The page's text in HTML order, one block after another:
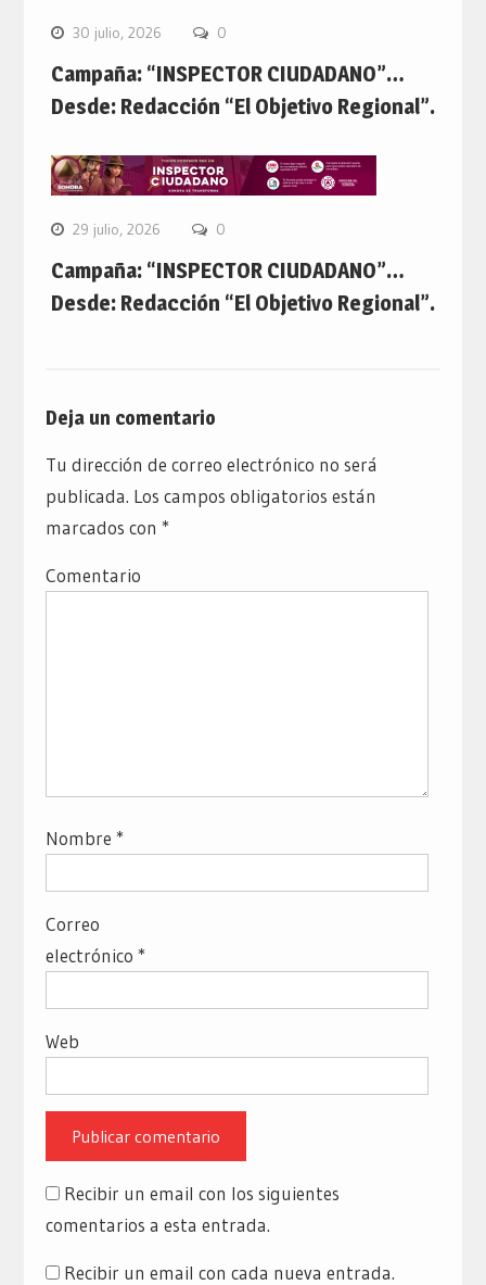
30 julio, 2026 0
Campaña: “INSPECTOR CIUDADANO”…
Desde: Redacción “El Objetivo Regional”.
29 julio, 2026 0
Campaña: “INSPECTOR CIUDADANO”…
Desde: Redacción “El Objetivo Regional”.
Deja un comentario
Tu dirección de correo electrónico no será
publicada. Los campos obligatorios están
marcados con *
Comentario
Nombre *
Correo
electrónico *
Web
Recibir un email con los siguientes
comentarios a esta entrada.
Recibir un email con cada nueva entrada.